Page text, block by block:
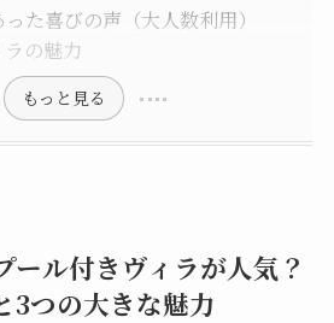
った喜びの声（大人数利用）
の魅力
もっと見る
ール付きヴィラが人気？
3つの大きな魅力